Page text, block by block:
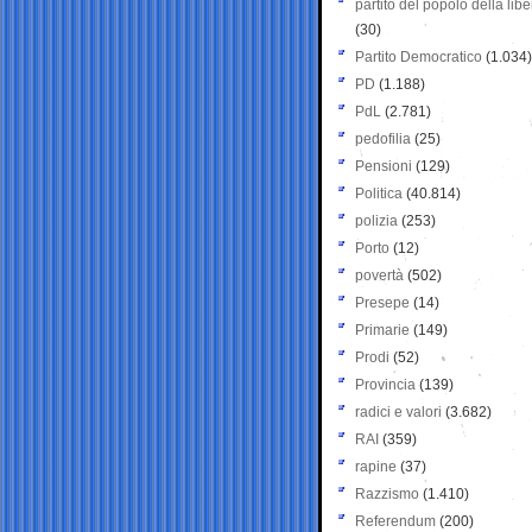
partito del popolo della
(30)
Partito Democratico (1.034)
PD (1.188)
PdL (2.781)
pedofilia (25)
Pensioni (129)
Politica (40.814)
polizia (253)
Porto (12)
povertà (502)
Presepe (14)
Primarie (149)
Prodi (52)
Provincia (139)
radici e valori (3.682)
RAI (359)
rapine (37)
Razzismo (1.410)
Referendum (200)